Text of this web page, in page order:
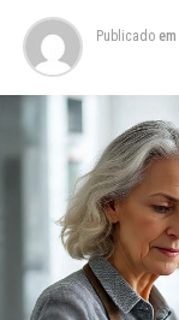
Publicado em